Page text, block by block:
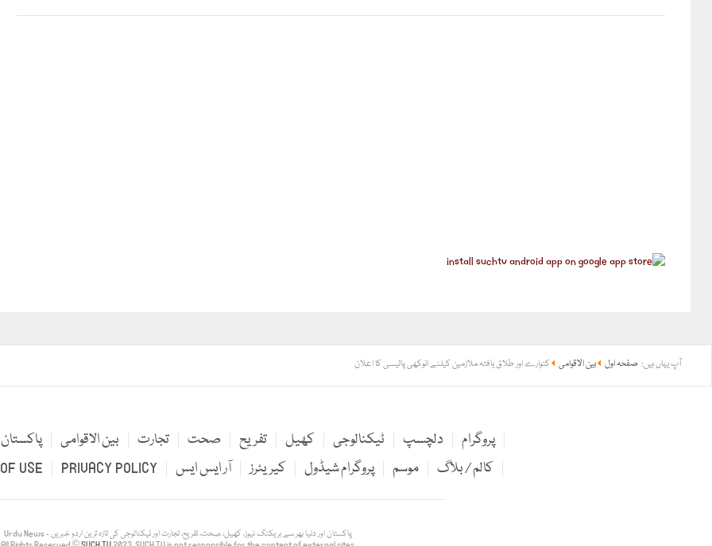
آپ یہاں ہیں: صفحہ اول بین الاقوامی کنوارے اور طلاق یافتہ ملازمین کیلئے انوکھی پالیسی کا اعلان
پاکستان بین الاقوامی تجارت صحت تفریح کھیل ٹیکنالوجی دلچسپ
پروگرام
USE
PRIVACY POLICY آر ایس ایس کیریئرز پروگرام شیڈول موسم کالم / بلاگ
Urdu News - پاکستان اور دنیا بھر سے بریکنگ نیوز، کھیل، صحت، تفریح، تجارت اور ٹیکنالوجی کی تازہ ترین اردو خبریں